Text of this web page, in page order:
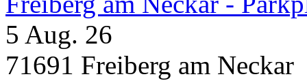
5 Aug. 26
71691 Freiberg am Neckar